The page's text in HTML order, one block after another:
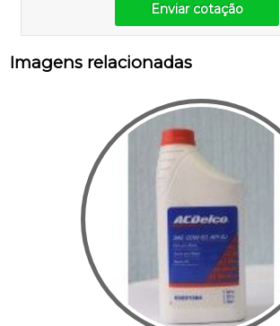
Enviar cotação
Imagens relacionadas